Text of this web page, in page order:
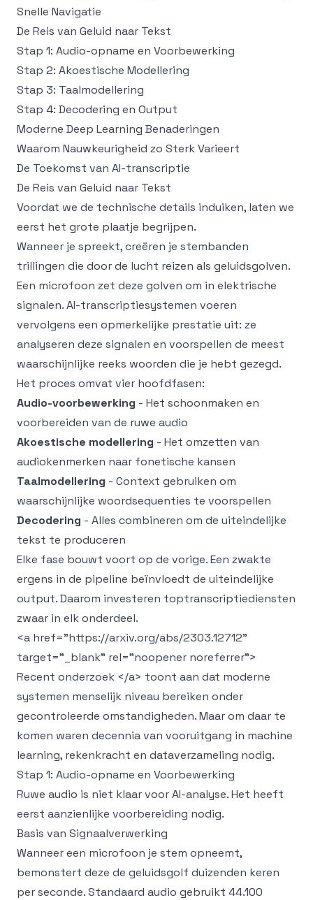
Snelle Navigatie
De Reis van Geluid naar Tekst
Stap 1: Audio-opname en Voorbewerking
Stap 2: Akoestische Modellering
Stap 3: Taalmodellering
Stap 4: Decodering en Output
Moderne Deep Learning Benaderingen
Waarom Nauwkeurigheid zo Sterk Varieert
De Toekomst van AI-transcriptie
De Reis van Geluid naar Tekst
Voordat we de technische details induiken, laten we
eerst het grote plaatje begrijpen.
Wanneer je spreekt, creëren je stembanden
trillingen die door de lucht reizen als geluidsgolven.
Een microfoon zet deze golven om in elektrische
signalen. AI-transcriptiesystemen voeren
vervolgens een opmerkelijke prestatie uit: ze
analyseren deze signalen en voorspellen de meest
waarschijnlijke reeks woorden die je hebt gezegd.
Het proces omvat vier hoofdfasen:
Audio-voorbewerking - Het schoonmaken en
voorbereiden van de ruwe audio
Akoestische modellering - Het omzetten van
audiokenmerken naar fonetische kansen
Taalmodellering - Context gebruiken om
waarschijnlijke woordsequenties te voorspellen
Decodering - Alles combineren om de uiteindelijke
tekst te produceren
Elke fase bouwt voort op de vorige. Een zwakte
ergens in de pipeline beïnvloedt de uiteindelijke
output. Daarom investeren toptranscriptiediensten
zwaar in elk onderdeel.
<a href="https://arxiv.org/abs/2303.12712"
target="_blank" rel="noopener noreferrer">
Recent onderzoek </a> toont aan dat moderne
systemen menselijk niveau bereiken onder
gecontroleerde omstandigheden. Maar om daar te
komen waren decennia van vooruitgang in machine
learning, rekenkracht en dataverzameling nodig.
Stap 1: Audio-opname en Voorbewerking
Ruwe audio is niet klaar voor AI-analyse. Het heeft
eerst aanzienlijke voorbereiding nodig.
Basis van Signaalverwerking
Wanneer een microfoon je stem opneemt,
bemonstert deze de geluidsgolf duizenden keren
per seconde. Standaard audio gebruikt 44.100